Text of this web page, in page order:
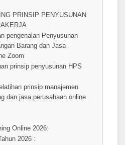
PRINSIP PENYUSUNAN
pengenalan Penyusunan
Barang dan Jasa
Zoom
prinsip penyusunan HPS
prinsip manajemen
dan jasa perusahaan online
Online 2026:
2026 :